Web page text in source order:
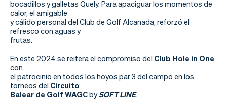
bocadillos y galletas Quely. Para apaciguar los momentos de
calor, el amigable
y cálido personal del Club de Golf Alcanada, reforzó el
refresco con aguas y
frutas.
En este 2024 se reitera el compromiso del Club Hole in One
con
el patrocinio en todos los hoyos par 3 del campo en los
torneos del Circuito
Balear de Golf WAGCbySOFT LINE.